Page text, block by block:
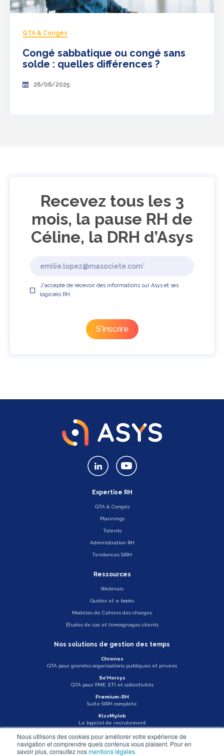
Nous utilisons des cookies pour améliorer votre expérience de
navigation et comprendre quels contenus vous plaisent. Pour en
savoir plus, consultez nosmentions légales.
GTA & Congés
Congé sabbatique ou congé sans
solde : quelles différences ?
26/06/2025
Recevez tous les 3
mois, la pause RH de
Céline, la DRH d’Asys
J'accepte de recevoir des informations sur Asys et ses
logiciels RH.
Expertise RH
GTA & Congés
Plannings
Talents
Administration RH
Tendances SIRH
Ressources
Webinars
Guides et e-books
Modèles de Cahiers des charges
Études de cas et témoignages clients
Nos solutions de gestion des temps
Chronos
GTA pour grandes organisations publiques et privées
So’Horsys
GTA pour PME, ETI et collectivités
Premium-RH
Suite SIRH complète
KissMyJob
Le logiciel de recrutement
Veille légale